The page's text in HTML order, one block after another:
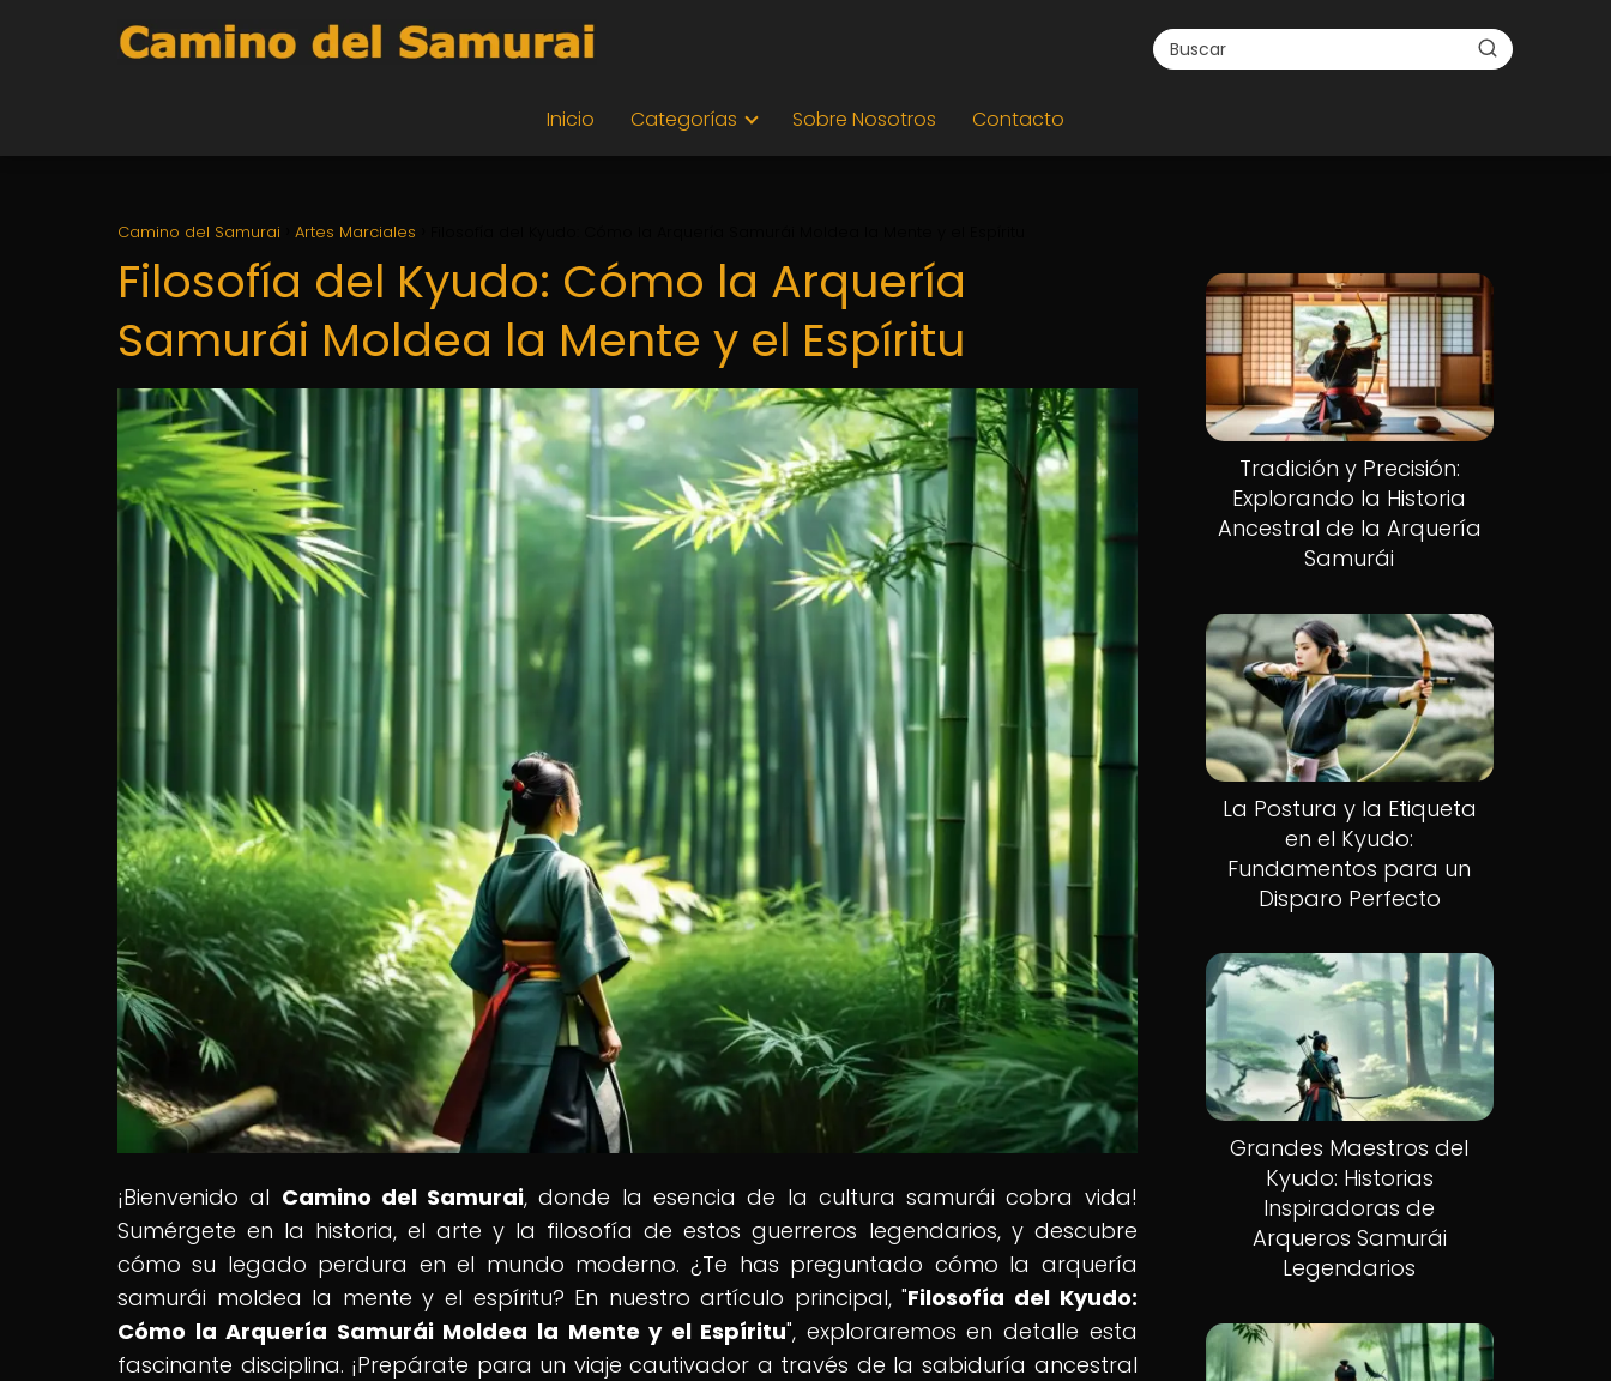
Inicio Categorías Sobre Nosotros Contacto
Camino del Samurai Artes Marciales
Filosofía del Kyudo: Cómo la Arquería
Samurái Moldea la Mente y el Espíritu
¡Bienvenido al Camino del Samurai, donde la esencia de la cultura samurái cobra vida!
Sumérgete en la historia, el arte y la filosofía de estos guerreros legendarios, y descubre
cómo su legado perdura en el mundo moderno. ¿Te has preguntado cómo la arquería
samurái moldea la mente y el espíritu? En nuestro artículo principal, "Filosofía del Kyudo:
Cómo la Arquería Samurái Moldea la Mente y el Espíritu", exploraremos en detalle esta
fascinante disciplina. ¡Prepárate para un viaje cautivador a través de la sabiduría ancestral
Tradición y Precisión:
Explorando la Historia
Ancestral de la Arquería
Samurái
La Postura y la Etiqueta
en el Kyudo:
Fundamentos para un
Disparo Perfecto
Grandes Maestros del
Kyudo: Historias
Inspiradoras de
Arqueros Samurái
Legendarios